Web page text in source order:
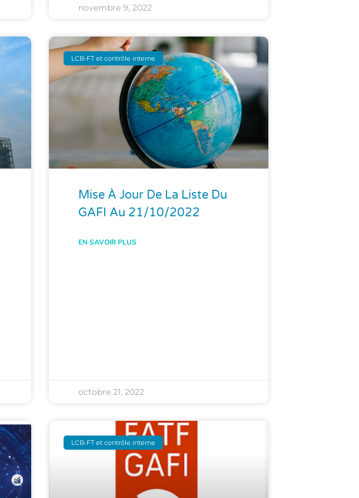
novembre 9, 2022
LCB-FT et contrôle interne
Mise À Jour De La Liste Du
GAFI Au 21/10/2022
EN SAVOIR PLUS
octobre 21, 2022
LCB-FT et contrôle interne